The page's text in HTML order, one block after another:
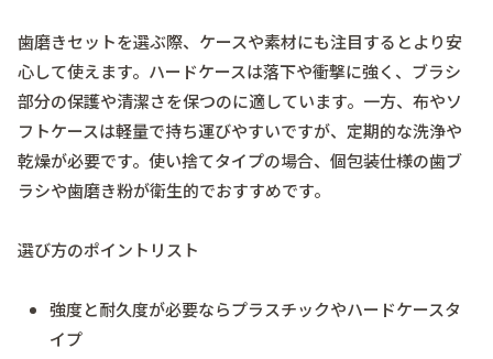
歯磨きセットを選ぶ際、ケースや素材にも注目するとより安
心して使えます。ハードケースは落下や衝撃に強く、ブラシ
部分の保護や清潔さを保つのに適しています。一方、布やソ
フトケースは軽量で持ち運びやすいですが、定期的な洗浄や
乾燥が必要です。使い捨てタイプの場合、 個包装仕様の歯ブ
ラシや歯磨き粉が衛生的でおすすめです。
選び方のポイントリスト
強度と耐久度が必要ならプラスチックやハードケースタ
イプ